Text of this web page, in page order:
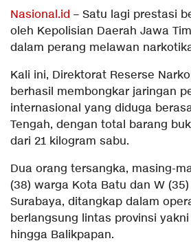
Nasional.id – Satu lagi prestasi
oleh Kepolisian Daerah Jawa
dalam perang melawan
Kali ini, Direktorat Reserse
berhasil membongkar jaringan
internasional yang diduga
Tengah, dengan total barang
dari 21 kilogram sabu.
Dua orang tersangka, masing-
(38) warga Kota Batu dan W
Surabaya, ditangkap dalam
berlangsung lintas provinsi
hingga Balikpapan.